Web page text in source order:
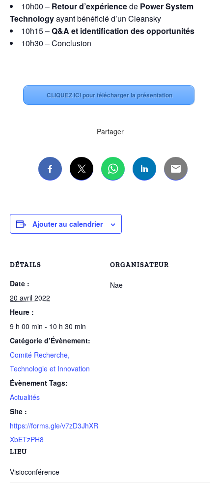
10h00 – Retour d’expériencede Power System
Technologyayant bénéficié d’un Cleansky
10h15 –Q&A et identification des opportunités
10h30 – Conclusion
CLIQUEZ ICI pour télécharger la présentation
Partager
Ajouter au calendrier
DÉTAILS
Date :
20 avril 2022
Heure :
9 h 00 min - 10 h 30 min
Catégorie d’Évènement:
Comité Recherche,
Technologie et Innovation
Évènement Tags:
Actualités
Site :
https://forms.gle/v7zD3JhXR
XbETzPH8
LIEU
Visioconférence
ORGANISATEUR
Nae